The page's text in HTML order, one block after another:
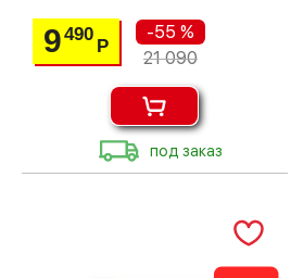
9490
Р
-55 %
21 090
под заказ